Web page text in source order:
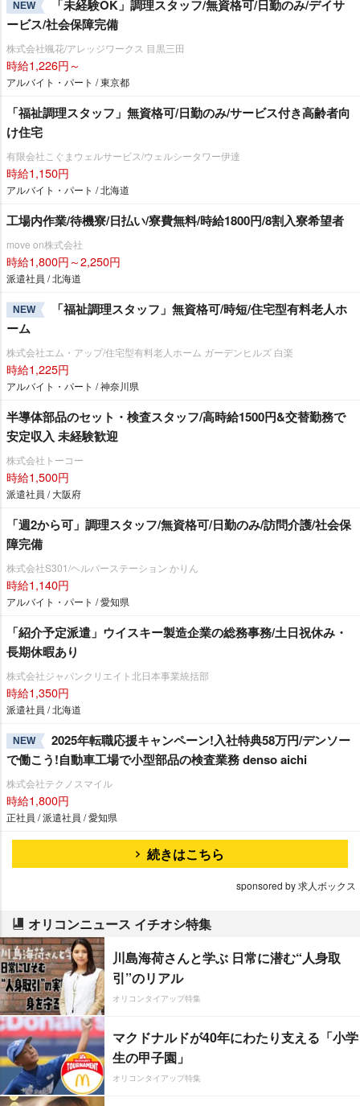
NEW
「未経験OK」調理スタッフ/無資格可/日勤のみ/デイサ
ービス/社会保障完備
株式会社颯花/アレッジワークス 目黒三田
時給1,226円～
アルバイト・パート / 東京都
「福祉調理スタッフ」無資格可/日勤のみ/サービス付き高齢者向
け住宅
有限会社こぐまウェルサービス/ウェルシータワー伊達
時給1,150円
アルバイト・パート / 北海道
工場内作業/待機寮/日払い/寮費無料/時給1800円/8割入寮希望者
move on株式会社
時給1,800円～2,250円
派遣社員 / 北海道
NEW
「福祉調理スタッフ」無資格可/時短/住宅型有料老人ホ
ーム
株式会社エム・アップ/住宅型有料老人ホーム ガーデンヒルズ 白楽
時給1,225円
アルバイト・パート / 神奈川県
半導体部品のセット・検査スタッフ/高時給1500円&交替勤務で
安定収入 未経験歓迎
株式会社トーコー
時給1,500円
派遣社員 / 大阪府
「週2から可」調理スタッフ/無資格可/日勤のみ/訪問介護/社会保
障完備
株式会社S301/ヘルパーステーション かりん
時給1,140円
アルバイト・パート / 愛知県
「紹介予定派遣」ウイスキー製造企業の総務事務/土日祝休み・
長期休暇あり
株式会社ジャパンクリエイト北日本事業統括部
時給1,350円
派遣社員 / 北海道
NEW
2025年転職応援キャンペーン!入社特典58万円/デンソー
で働こう!自動車工場で小型部品の検査業務 denso aichi
株式会社テクノスマイル
時給1,800円
正社員 / 派遣社員 / 愛知県
続きはこちら
sponsored by 求人ボックス
オリコンニュース イチオシ特集
川島海荷さんと学ぶ 日常に潜む“人身取
引”のリアル
オリコンタイアップ特集
マクドナルドが40年にわたり支える「小学
生の甲子園」
オリコンタイアップ特集